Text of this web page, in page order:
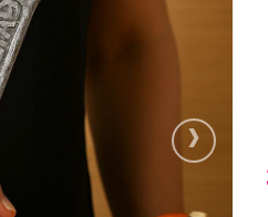
›